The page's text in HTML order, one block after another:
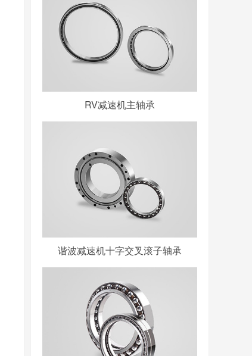
RV减速机主轴承
谐波减速机十字交叉滚子轴承